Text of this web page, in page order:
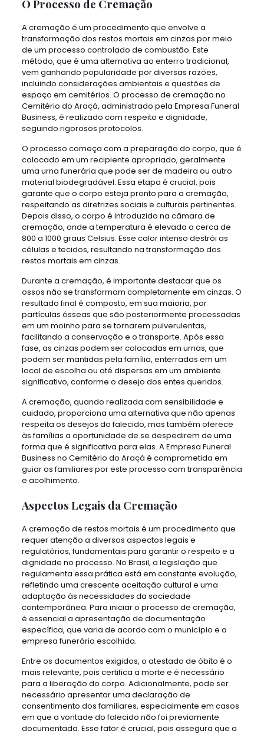
O Processo de Cremação
A cremação é um procedimento que envolve a
transformação dos restos mortais em cinzas por meio
de um processo controlado de combustão. Este
método, que é uma alternativa ao enterro tradicional,
vem ganhando popularidade por diversas razões,
incluindo considerações ambientais e questões de
espaço em cemitérios. O processo de cremação no
Cemitério do Araçá, administrado pela Empresa Funeral
Business, é realizado com respeito e dignidade,
seguindo rigorosos protocolos.
O processo começa com a preparação do corpo, que é
colocado em um recipiente apropriado, geralmente
uma urna funerária que pode ser de madeira ou outro
material biodegradável. Essa etapa é crucial, pois
garante que o corpo esteja pronto para a cremação,
respeitando as diretrizes sociais e culturais pertinentes.
Depois disso, o corpo é introduzido na câmara de
cremação, onde a temperatura é elevada a cerca de
800 a 1000 graus Celsius. Esse calor intenso destrói as
células e tecidos, resultando na transformação dos
restos mortais em cinzas.
Durante a cremação, é importante destacar que os
ossos não se transformam completamente em cinzas. O
resultado final é composto, em sua maioria, por
partículas ósseas que são posteriormente processadas
em um moinho para se tornarem pulverulentas,
facilitando a conservação e o transporte. Após essa
fase, as cinzas podem ser colocadas em urnas, que
podem ser mantidas pela família, enterradas em um
local de escolha ou até dispersas em um ambiente
significativo, conforme o desejo dos entes queridos.
A cremação, quando realizada com sensibilidade e
cuidado, proporciona uma alternativa que não apenas
respeita os desejos do falecido, mas também oferece
às famílias a oportunidade de se despedirem de uma
forma que é significativa para elas. A Empresa Funeral
Business no Cemitério do Araçá é comprometida em
guiar os familiares por este processo com transparência
e acolhimento.
Aspectos Legais da Cremação
A cremação de restos mortais é um procedimento que
requer atenção a diversos aspectos legais e
regulatórios, fundamentais para garantir o respeito e a
dignidade no processo. No Brasil, a legislação que
regulamenta essa prática está em constante evolução,
refletindo uma crescente aceitação cultural e uma
adaptação às necessidades da sociedade
contemporânea. Para iniciar o processo de cremação,
é essencial a apresentação de documentação
específica, que varia de acordo com o município e a
empresa funerária escolhida.
Entre os documentos exigidos, o atestado de óbito é o
mais relevante, pois certifica a morte e é necessário
para a liberação do corpo. Adicionalmente, pode ser
necessário apresentar uma declaração de
consentimento dos familiares, especialmente em casos
em que a vontade do falecido não foi previamente
documentada. Esse fator é crucial, pois assegura que a